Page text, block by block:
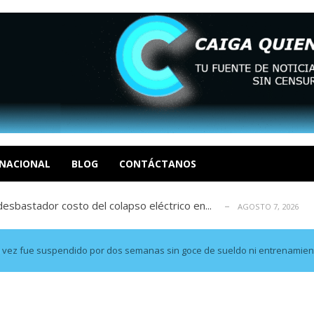
BLOG CONTÁCTANOS
apagones y promesas incumplidas... AGOSTO 6, 2026
de derechos humanos en el Minister... AGOSTO 6, 2026
un mercado impulsado por el auge de...
costo del colapso eléctrico en...
Por Dayana Cristina Duzoglou L. AGOSTO 6, 2026
apagones y promesas incumplidas... AGOSTO 6, 2026
de derechos humanos en el Minister... AGOSTO 6, 2026
un mercado impulsado por el auge de... AGOSTO 6, 2026
vez fue suspendido por dos semanas sin goce de sueldo ni